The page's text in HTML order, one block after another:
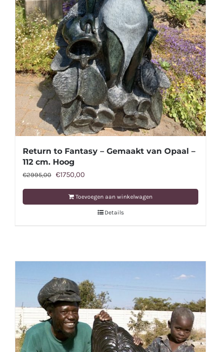
Return to Fantasy – Gemaakt van Opaal –
112 cm. Hoog
€2995,00 Oorspronkelijke
prijs
was:
€1750,00
prijs
is:
€1750,00.
Toevoegen aan winkelwagen
Details